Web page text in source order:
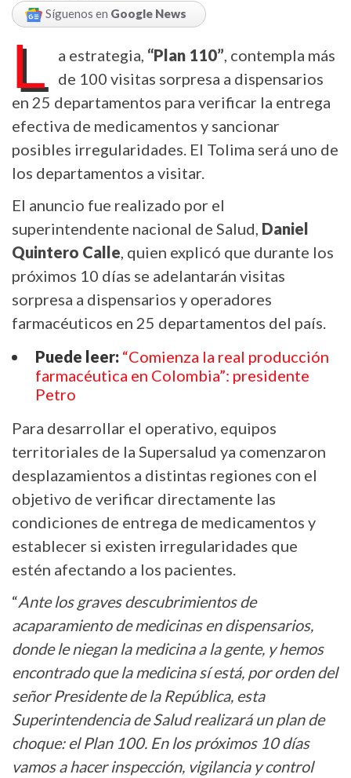
Síguenos en Google News
L a estrategia, “Plan 110”, contempla más
de 100 visitas sorpresa a dispensarios
en 25 departamentos para verificar la entrega
efectiva de medicamentos y sancionar
posibles irregularidades. El Tolima será uno de
los departamentos a visitar.
El anuncio fue realizado por el
superintendente nacional de Salud, Daniel
Quintero Calle, quien explicó que durante los
próximos 10 días se adelantarán visitas
sorpresa a dispensarios y operadores
farmacéuticos en 25 departamentos del país.
Puede leer: “Comienza la real producción
farmacéutica en Colombia”: presidente
Petro
Para desarrollar el operativo, equipos
territoriales de la Supersalud ya comenzaron
desplazamientos a distintas regiones con el
objetivo de verificar directamente las
condiciones de entrega de medicamentos y
establecer si existen irregularidades que
estén afectando a los pacientes.
“Ante los graves descubrimientos de
acaparamiento de medicinas en dispensarios,
donde le niegan la medicina a la gente, y hemos
encontrado que la medicina sí está, por orden del
señor Presidente de la República, esta
Superintendencia de Salud realizará un plan de
choque: el Plan 100. En los próximos 10 días
vamos a hacer inspección, vigilancia y control